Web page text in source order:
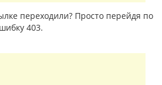
переходили? Просто перейдя по
403.